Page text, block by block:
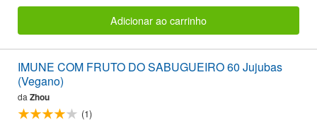
Adicionar ao carrinho
IMUNE COM FRUTO DO SABUGUEIRO 60 Jujubas
(Vegano)
da Zhou
(1)